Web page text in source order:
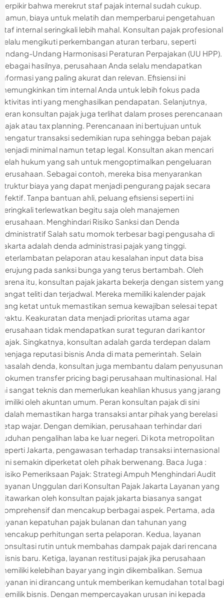
berpikir bahwa merekrut staf pajak internal sudah cukup.
Namun, biaya untuk melatih dan memperbarui pengetahuan
staf internal seringkali lebih mahal. Konsultan pajak profesional
selalu mengikuti perkembangan aturan terbaru, seperti
Undang-Undang Harmonisasi Peraturan Perpajakan (UU HPP).
Sebagai hasilnya, perusahaan Anda selalu mendapatkan
informasi yang paling akurat dan relevan. Efisiensi ini
memungkinkan tim internal Anda untuk lebih fokus pada
aktivitas inti yang menghasilkan pendapatan. Selanjutnya,
peran konsultan pajak juga terlihat dalam proses perencanaan
pajak atau tax planning. Perencanaan ini bertujuan untuk
mengatur transaksi sedemikian rupa sehingga beban pajak
menjadi minimal namun tetap legal. Konsultan akan mencari
celah hukum yang sah untuk mengoptimalkan pengeluaran
perusahaan. Sebagai contoh, mereka bisa menyarankan
struktur biaya yang dapat menjadi pengurang pajak secara
efektif. Tanpa bantuan ahli, peluang efisiensi seperti ini
seringkali terlewatkan begitu saja oleh manajemen
perusahaan. Menghindari Risiko Sanksi dan Denda
Administratif Salah satu momok terbesar bagi pengusaha di
Jakarta adalah denda administrasi pajak yang tinggi.
Keterlambatan pelaporan atau kesalahan input data bisa
berujung pada sanksi bunga yang terus bertambah. Oleh
karena itu, konsultan pajak jakarta bekerja dengan sistem yang
sangat teliti dan terjadwal. Mereka memiliki kalender pajak
yang ketat untuk memastikan semua kewajiban selesai tepat
waktu. Keakuratan data menjadi prioritas utama agar
perusahaan tidak mendapatkan surat teguran dari kantor
pajak. Singkatnya, konsultan adalah garda terdepan dalam
menjaga reputasi bisnis Anda di mata pemerintah. Selain
masalah denda, konsultan juga membantu dalam penyusunan
dokumen transfer pricing bagi perusahaan multinasional. Hal
ini sangat teknis dan memerlukan keahlian khusus yang jarang
dimiliki oleh akuntan umum. Peran konsultan pajak di sini
adalah memastikan harga transaksi antar pihak yang berelasi
tetap wajar. Dengan demikian, perusahaan terhindar dari
tuduhan pengalihan laba ke luar negeri. Di kota metropolitan
seperti Jakarta, pengawasan terhadap transaksi internasional
kini semakin diperketat oleh pihak berwenang. Baca Juga :
Risiko Pemeriksaan Pajak: Strategi Ampuh Menghindari Audit
Layanan Unggulan dari Konsultan Pajak Jakarta Layanan yang
ditawarkan oleh konsultan pajak jakarta biasanya sangat
komprehensif dan mencakup berbagai aspek. Pertama, ada
layanan kepatuhan pajak bulanan dan tahunan yang
mencakup perhitungan serta pelaporan. Kedua, layanan
konsultasi rutin untuk membahas dampak pajak dari rencana
bisnis baru. Ketiga, layanan restitusi pajak jika perusahaan
memiliki kelebihan bayar yang ingin dikembalikan. Semua
layanan ini dirancang untuk memberikan kemudahan total bagi
pemilik bisnis. Dengan mempercayakan urusan ini kepada